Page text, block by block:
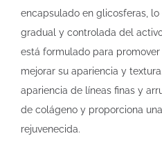
encapsulado en glicosferas,
gradual y controlada del
está formulado para
mejorar su apariencia y
apariencia de líneas finas y
de colágeno y proporciona
rejuvenecida.